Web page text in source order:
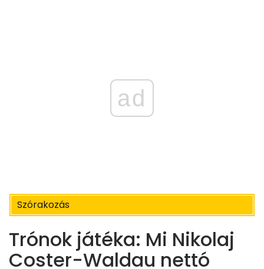
ad
Szórakozás
Trónok játéka: Mi Nikolaj
Coster-Waldau nettó